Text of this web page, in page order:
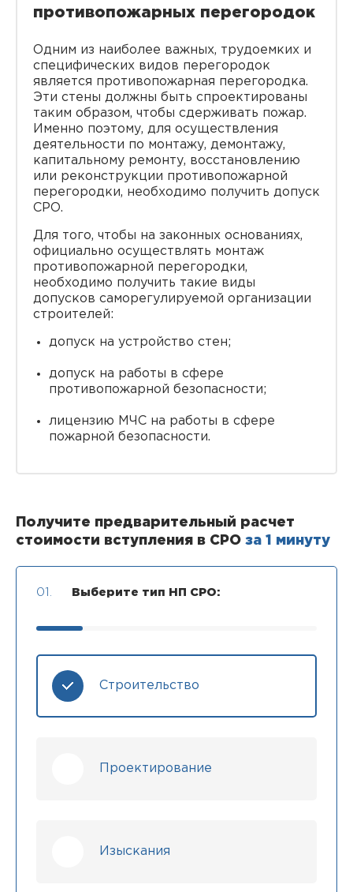
противопожарных перегородок
Одним из наиболее важных, трудоемких и
специфических видов перегородок
является противопожарная перегородка.
Эти стены должны быть спроектированы
таким образом, чтобы сдерживать пожар.
Именно поэтому, для осуществления
деятельности по монтажу, демонтажу,
капитальному ремонту, восстановлению
или реконструкции противопожарной
перегородки, необходимо получить допуск
СРО.
Для того, чтобы на законных основаниях,
официально осуществлять монтаж
противопожарной перегородки,
необходимо получить такие виды
допусков саморегулируемой организации
строителей:
допуск на устройство стен;
допуск на работы в сфере
противопожарной безопасности;
лицензию МЧС на работы в сфере
пожарной безопасности.
Получите предварительный расчет
стоимости вступления в СРО за 1 минуту
01. Выберите тип НП СРО:
Строительство
Проектирование
Изыскания